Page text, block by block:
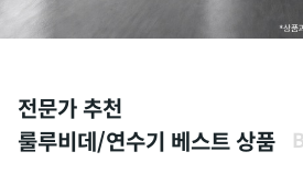
전문가 추천
룰루비데/연수기 베스트 상품